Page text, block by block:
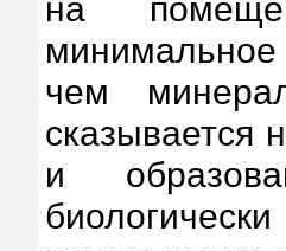
на
минимальное
чем
сказывается
и